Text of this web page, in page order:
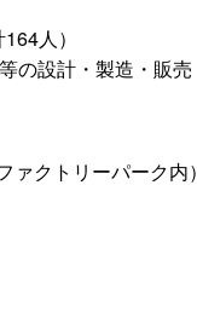
人）
の設計・製造・販売
クトリーパーク内）